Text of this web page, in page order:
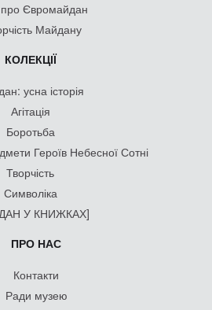
про Євромайдан
Майдану
КОЛЕКЦІЇ
усна історія
Агітація
Боротьба
Героїв Небесної Сотні
Творчість
Символіка
У КНИЖКАХ]
ПРО НАС
Контакти
Ради музею